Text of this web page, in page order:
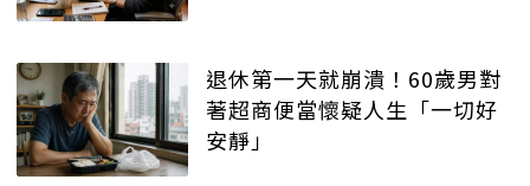
退休第一天就崩潰！60歲男對
著超商便當懷疑人生「一切好
安靜」